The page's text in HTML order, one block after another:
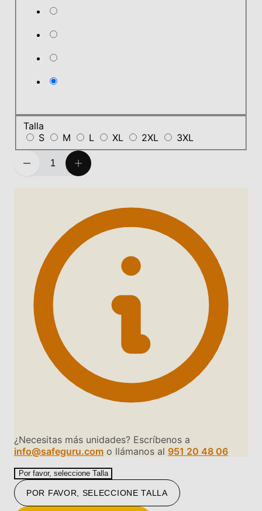
Talla
S
M L XL 2XL 3XL
¿Necesitas más unidades? Escríbenos a
info@safeguru.com o llámanos al 951 20 48 06
Por favor, seleccione Talla
POR FAVOR, SELECCIONE TALLA